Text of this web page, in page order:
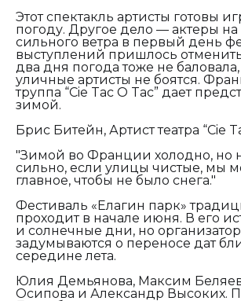
Этот спектакль артисты готовы
погоду. Другое дело — актеры на
сильного ветра в первый день
выступлений пришлось
два дня погода тоже не
уличные артисты не боятся.
труппа “Cie Tac O Tac” дает
зимой.
Брис Битейн, Артист театра “Cie
"Зимой во Франции холодно, но
сильно, если улицы чистые, мы
главное, чтобы не было снега."
Фестиваль «Елагин парк»
проходит в начале июня. В его
и солнечные дни, но
задумываются о переносе дат
середине лета.
Юлия Демьянова, Максим
Осипова и Александр Высоких.